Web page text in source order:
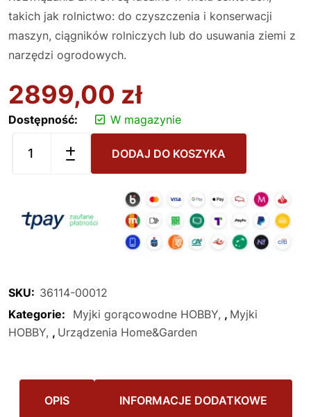
takich jak rolnictwo: do czyszczenia i konserwacji
maszyn, ciągników rolniczych lub do usuwania ziemi z
narzędzi ogrodowych.
2899,00 zł
Dostępność: W magazynie
DODAJ DO KOSZYKA
SKU: 36114-00012
Kategorie:
Myjki gorącowodne HOBBY , Myjki
HOBBY , Urządzenia Home&Garden
OPIS INFORMACJE DODATKOWE